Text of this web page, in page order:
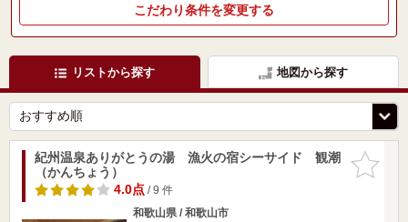
こだわり条件を変更する
リストから探す 地図から探す
お気に入
りに追加
紀州温泉ありがとうの湯 漁火の宿シーサイド 観潮
（かんちょう）
4.0点/ 9 件
和歌山県 / 和歌山市